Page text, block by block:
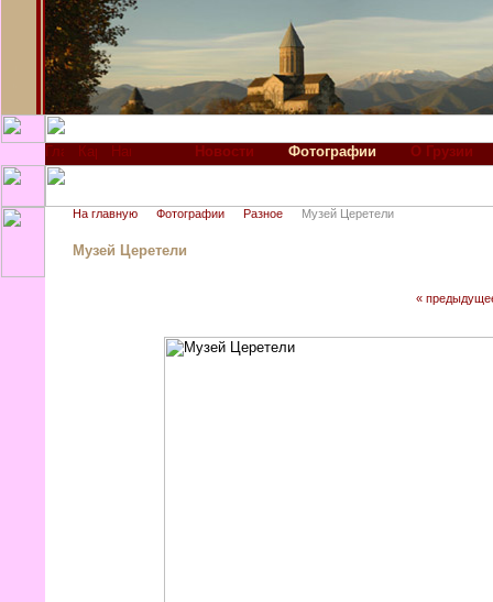
Новости Фотографии О Грузии
На главную Фотографии Разное Музей Церетели
Музей Церетели
«